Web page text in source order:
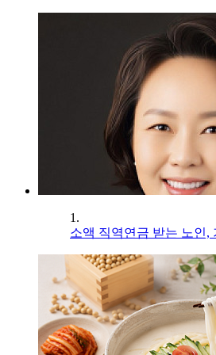
1.
소액 직역연금 받는 노인,